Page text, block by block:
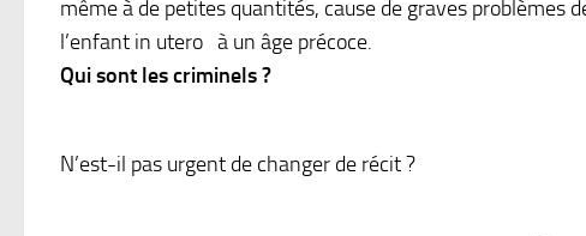
même à de petites quantités, cause de graves problèmes
l’enfant in utero à un âge précoce.
Qui sont les criminels ?
N’est-il pas urgent de changer de récit ?